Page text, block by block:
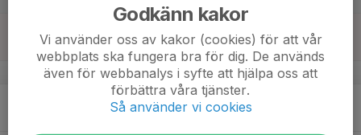
v.43
Godkänn kakor
Vi använder oss av kakor (cookies) för att vår
webbplats ska fungera bra för dig. De används
även för webbanalys i syfte att hjälpa oss att
förbättra våra tjänster.
Så använder vi cookies